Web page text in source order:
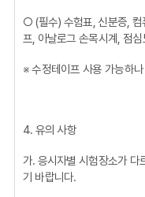
○ (필수) 수험표, 신분증, 컴
프, 아날로그 손목시계, 점심
※ 수정테이프 사용 가능하
4. 유의 사항
가. 응시자별 시험장소가 다
기 바랍니다.